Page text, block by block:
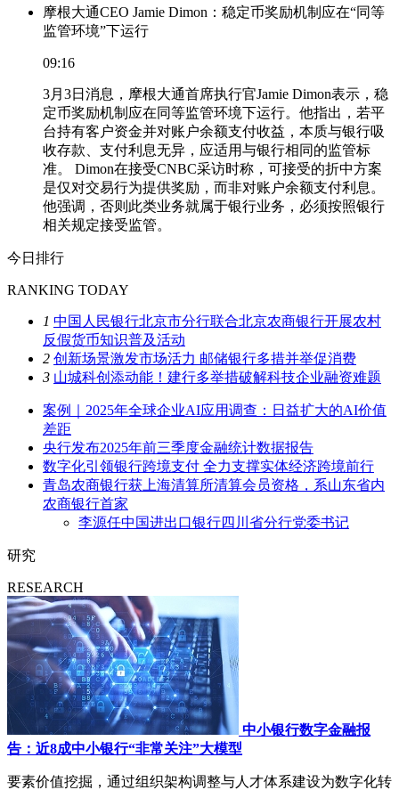
摩根大通CEO Jamie Dimon：稳定币奖励机制应在“同等
监管环境”下运行
09:16
3月3日消息，摩根大通首席执行官Jamie Dimon表示，稳
定币奖励机制应在同等监管环境下运行。他指出，若平
台持有客户资金并对账户余额支付收益，本质与银行吸
收存款、支付利息无异，应适用与银行相同的监管标
准。 Dimon在接受CNBC采访时称，可接受的折中方案
是仅对交易行为提供奖励，而非对账户余额支付利息。
他强调，否则此类业务就属于银行业务，必须按照银行
相关规定接受监管。
今日排行
RANKING TODAY
1 中国人民银行北京市分行联合北京农商银行开展农村
反假货币知识普及活动
2 创新场景激发市场活力 邮储银行多措并举促消费
3 山城科创添动能！建行多举措破解科技企业融资难题
案例｜2025年全球企业AI应用调查：日益扩大的AI价值
差距
央行发布2025年前三季度金融统计数据报告
数字化引领银行跨境支付 全力支撑实体经济跨境前行
青岛农商银行获上海清算所清算会员资格，系山东省内
农商银行首家
李源任中国进出口银行四川省分行党委书记
研究
RESEARCH
中小银行数字金融报
告：近8成中小银行“非常关注”大模型
要素价值挖掘，通过组织架构调整与人才体系建设为数字化转